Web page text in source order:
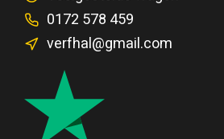
0172 578 459
verfhal@gmail.com